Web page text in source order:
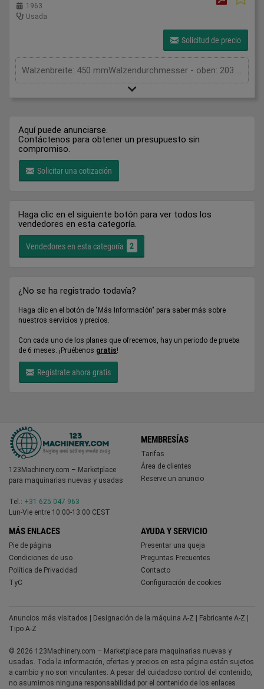
1963
Usada
Solicitud de precio
Walzenbreite: 450 mmWalzendurchmesser - oben: 203 mmWalzendurchmesser - unten: 203 mmLeistung: 8,8 kw
Aquí puede anunciarse.
Contáctenos para obtener un presupuesto sin
compromiso.
Solicitar una cotización
Haga clic en el siguiente botón para ver todos los
vendedores en esta categoría.
Vendedores en esta categoría 2
¿No se ha registrado todavía?
Haga clic en el botón de "Más Información" para saber más sobre
nuestros servicios y precios.
Con cada uno de los planes que ofrecemos, hay un periodo de prueba
de 6 meses. ¡Pruébenos gratis!
Regístrate ahora gratis
123Machinery.com – Marketplace
para maquinarias nuevas y usadas
Tel.: +31 625 047 963
Lun-Vie entre 10:00-13:00 CEST
MEMBRESÍAS
Tarifas
Área de clientes
Reserve un anuncio
MÁS ENLACES
Pie de página
Condiciones de uso
Política de Privacidad
TyC
AYUDA Y SERVICIO
Presentar una queja
Preguntas Frecuentes
Contacto
Configuración de cookies
Anuncios más visitados Designación de la máquina A-Z Fabricante A-Z
Tipo A-Z
© 2026 123Machinery.com – Marketplace para maquinarias nuevas y
usadas. Toda la información, ofertas y precios en esta página están sujetos
a cambio y no son vinculantes. A pesar del cuidadoso control del contenido,
no asumimos ninguna responsabilidad por el contenido de los enlaces